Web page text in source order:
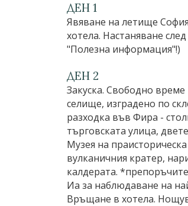
ДЕН 1
Явяване на летище
хотела. Настаняване
"Полезна информация"!)
ДЕН 2
Закуска. Свободно
селище, изградено по
разходка във Фира -
търговската улица,
Музея на
вулканичния кратер,
калдерата.
Иа за наблюдаване на
Връщане в хотела.